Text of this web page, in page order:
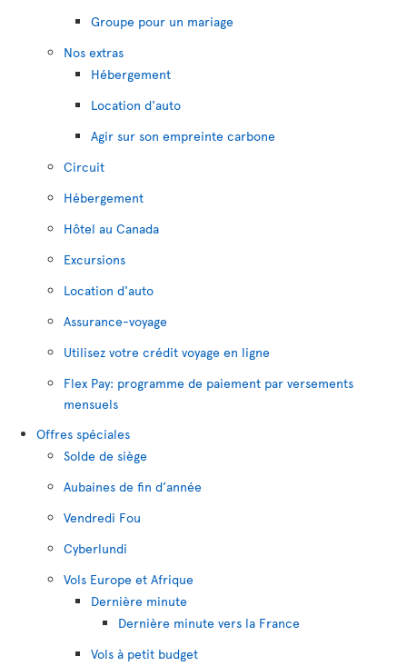
Groupe pour un mariage
Nos extras
Hébergement
Location d'auto
Agir sur son empreinte carbone
Circuit
Hébergement
Hôtel au Canada
Excursions
Location d'auto
Assurance-voyage
Utilisez votre crédit voyage en ligne
Flex Pay: programme de paiement par versements
mensuels
Offres spéciales
Solde de siège
Aubaines de fin d’année
Vendredi Fou
Cyberlundi
Vols Europe et Afrique
Dernière minute
Dernière minute vers la France
Vols à petit budget